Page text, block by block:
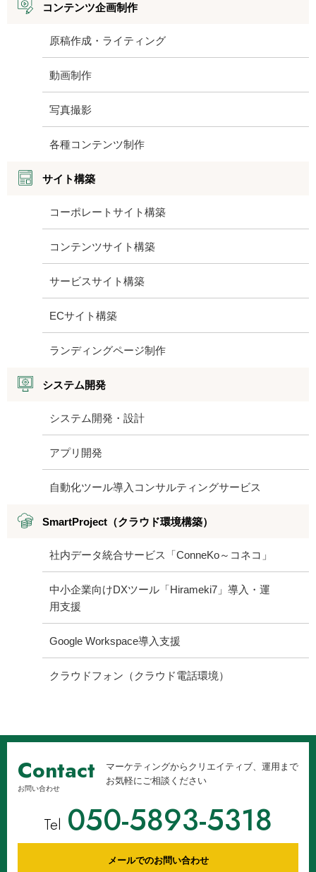
コンテンツ企画制作
原稿作成・ライティング
動画制作
写真撮影
各種コンテンツ制作
サイト構築
コーポレートサイト構築
コンテンツサイト構築
サービスサイト構築
ECサイト構築
ランディングページ制作
システム開発
システム開発・設計
アプリ開発
自動化ツール導入コンサルティングサービス
SmartProject（クラウド環境構築）
社内データ統合サービス「ConneKo～コネコ」
中小企業向けDXツール「Hirameki7」導入・運
用支援
Google Workspace導入支援
クラウドフォン（クラウド電話環境）
Contact
お問い合わせ
マーケティングからクリエイティブ、運用まで
お気軽にご相談ください
Tel 050-5893-5318
メールでのお問い合わせ